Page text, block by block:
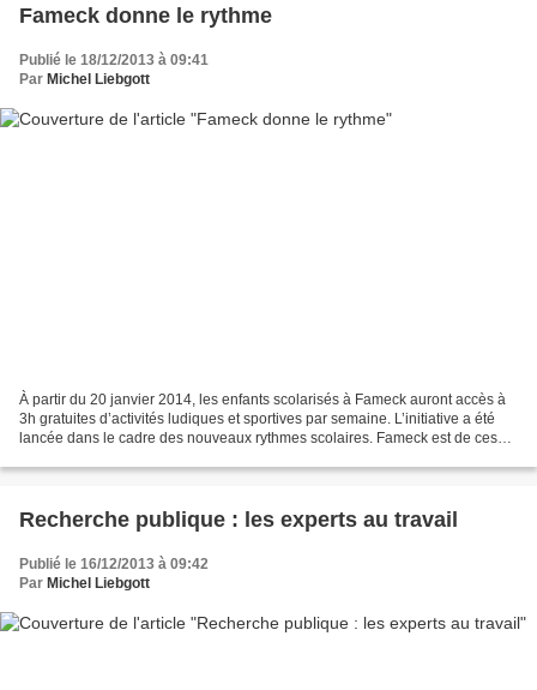
Fameck donne le rythme
Publié le 18/12/2013 à 09:41
Par Michel Liebgott
À partir du 20 janvier 2014, les enfants scolarisés à Fameck auront accès à
3h gratuites d’activités ludiques et sportives par semaine. L’initiative a été
lancée dans le cadre des nouveaux rythmes scolaires. Fameck est de ces
Recherche publique : les experts au travail
Publié le 16/12/2013 à 09:42
Par Michel Liebgott